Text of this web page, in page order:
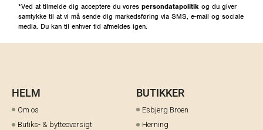
*Ved at tilmelde dig acceptere du vores persondatapolitik og du giver
samtykke til at vi må sende dig markedsføring via SMS, e-mail og sociale
media. Du kan til enhver tid afmeldes igen.
HELM
Om os
Butiks- & bytteoversigt
BUTIKKER
Esbjerg Broen
Herning